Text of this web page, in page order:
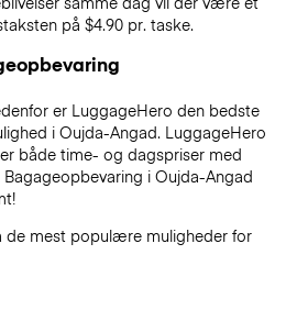
på $4.90 pr. taske.
er LuggageHero den bedste
i Oujda-Angad. LuggageHero
både time- og dagspriser med
i Oujda-Angad
de mest populære muligheder for